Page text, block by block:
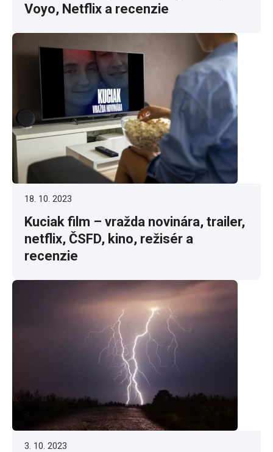
Voyo, Netflix a recenzie
18. 10. 2023
Kuciak film – vražda novinára, trailer,
netflix, ČSFD, kino, režisér a
recenzie
3. 10. 2023